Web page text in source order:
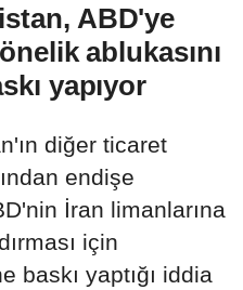
ABD'ye
ablukasını
yapıyor
diğer ticaret
endişe
İran limanlarına
için
baskı yaptığı iddia